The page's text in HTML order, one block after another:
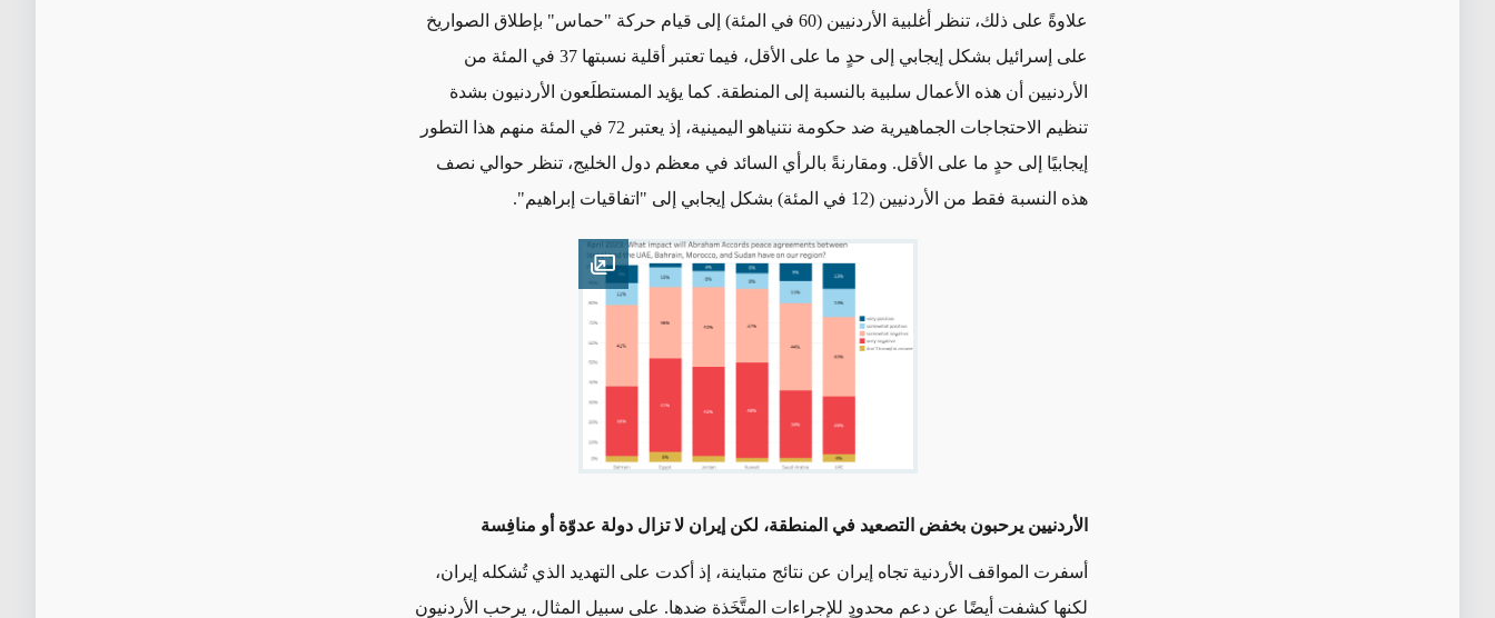
علاوةً على ذلك، تنظر أغلبية الأردنيين (60 في المئة) إلى قيام حركة "حماس" بإطلاق الصواريخ
على إسرائيل بشكل إيجابي إلى حدٍ ما على الأقل، فيما تعتبر أقلية نسبتها 37 في المئة من
الأردنيين أن هذه الأعمال سلبية بالنسبة إلى المنطقة. كما يؤيد المستطلَعون الأردنيون بشدة
تنظيم الاحتجاجات الجماهيرية ضد حكومة نتنياهو اليمينية، إذ يعتبر 72 في المئة منهم هذا التطور
إيجابيًا إلى حدٍ ما على الأقل. ومقارنةً بالرأي السائد في معظم دول الخليج، تنظر حوالي نصف
هذه النسبة فقط من الأردنيين (12 في المئة) بشكل إيجابي إلى "اتفاقيات إبراهيم".
Open image
الأردنيين يرحبون بخفض التصعيد في المنطقة، لكن إيران لا تزال دولة عدوّة أو منافِسة
أسفرت المواقف الأردنية تجاه إيران عن نتائج متباينة، إذ أكدت على التهديد الذي تُشكله إيران،
لكنها كشفت أيضًا عن دعمٍ محدودٍ للإجراءات المتَّخَذة ضدها. على سبيل المثال، يرحب الأردنيون